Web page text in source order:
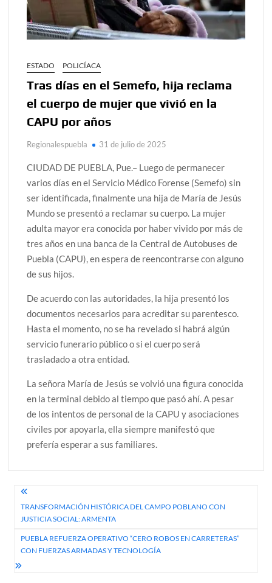
ESTADO POLICÍACA
Tras días en el Semefo, hija reclama
el cuerpo de mujer que vivió en la
CAPU por años
Regionalespuebla 31 de julio de 2025
CIUDAD DE PUEBLA, Pue.– Luego de permanecer
varios días en el Servicio Médico Forense (Semefo) sin
ser identificada, finalmente una hija de María de Jesús
Mundo se presentó a reclamar su cuerpo. La mujer
adulta mayor era conocida por haber vivido por más de
tres años en una banca de la Central de Autobuses de
Puebla (CAPU), en espera de reencontrarse con alguno
de sus hijos.
De acuerdo con las autoridades, la hija presentó los
documentos necesarios para acreditar su parentesco.
Hasta el momento, no se ha revelado si habrá algún
servicio funerario público o si el cuerpo será
trasladado a otra entidad.
La señora María de Jesús se volvió una figura conocida
en la terminal debido al tiempo que pasó ahí. A pesar
de los intentos de personal de la CAPU y asociaciones
civiles por apoyarla, ella siempre manifestó que
prefería esperar a sus familiares.
Navegación
de
entradas
TRANSFORMACIÓN HISTÓRICA DEL CAMPO POBLANO CON
JUSTICIA SOCIAL: ARMENTA
PUEBLA REFUERZA OPERATIVO “CERO ROBOS EN CARRETERAS”
CON FUERZAS ARMADAS Y TECNOLOGÍA